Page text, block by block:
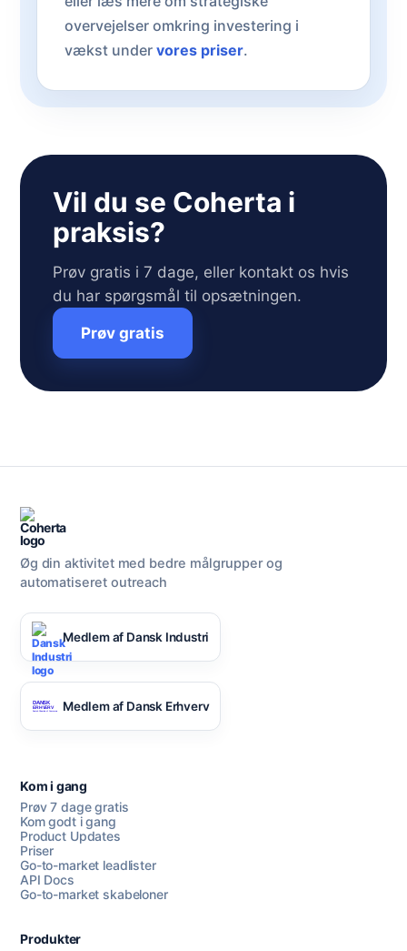
overvejelser omkring investering i
vækst under vores priser.
Vil du se Coherta i
praksis?
Prøv gratis i 7 dage, eller kontakt os hvis
du har spørgsmål til opsætningen.
Prøv gratis
Øg din aktivitet med bedre målgrupper og
automatiseret outreach
Medlem af Dansk Industri
Medlem af Dansk Erhverv
Kom i gang
Prøv 7 dage gratis
Kom godt i gang
Product Updates
Priser
Go-to-market leadlister
API Docs
Go-to-market skabeloner
Produkter